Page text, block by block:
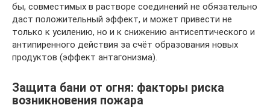
бы, совместимых в растворе соединений не обязательно
даст положительный эффект, и может привести не
только к усилению, но и к снижению антисептического и
антипиренного действия за счёт образования новых
продуктов (эффект антагонизма).
Защита бани от огня: факторы риска
возникновения пожара